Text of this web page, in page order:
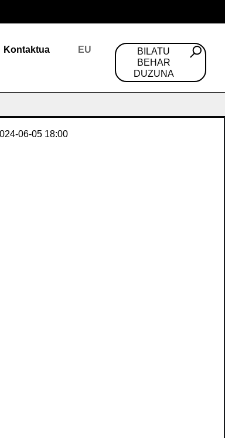
Kontaktua EU
BILATU
BEHAR
DUZUNA
06-05 18:00